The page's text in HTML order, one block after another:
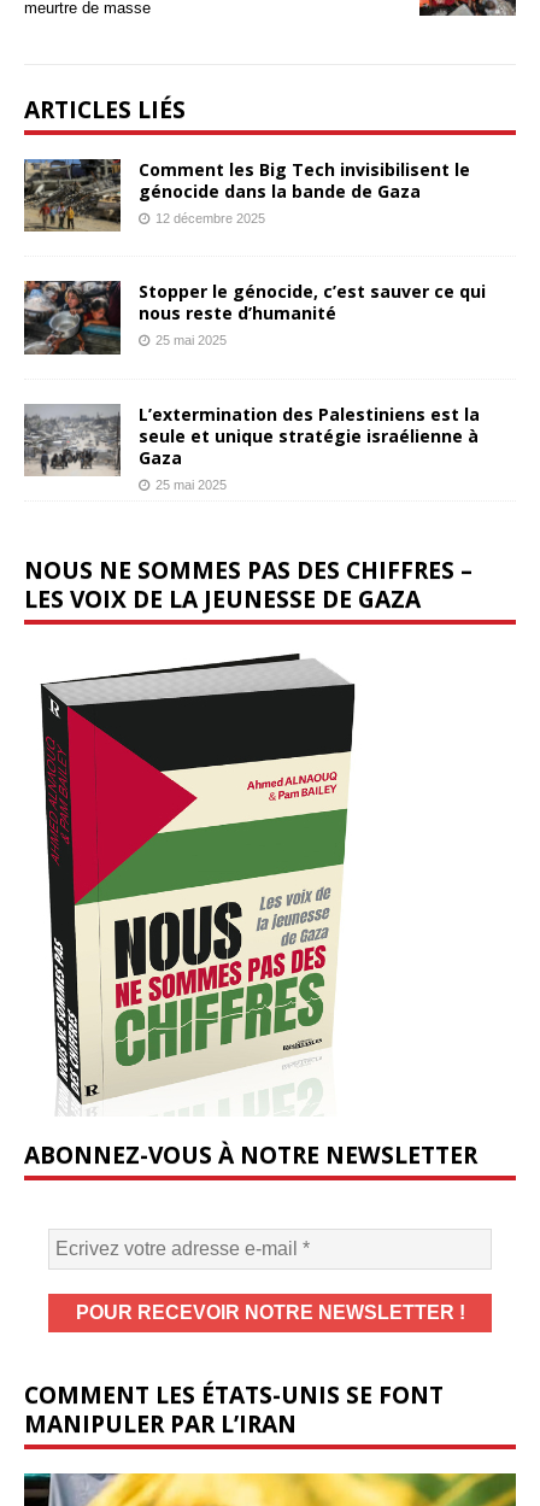
meurtre de masse
ARTICLES LIÉS
Comment les Big Tech invisibilisent le
génocide dans la bande de Gaza
12 décembre 2025
Stopper le génocide, c’est sauver ce qui
nous reste d’humanité
25 mai 2025
L’extermination des Palestiniens est la
seule et unique stratégie israélienne à
Gaza
25 mai 2025
NOUS NE SOMMES PAS DES CHIFFRES –
LES VOIX DE LA JEUNESSE DE GAZA
ABONNEZ-VOUS À NOTRE NEWSLETTER
COMMENT LES ÉTATS-UNIS SE FONT
MANIPULER PAR L’IRAN